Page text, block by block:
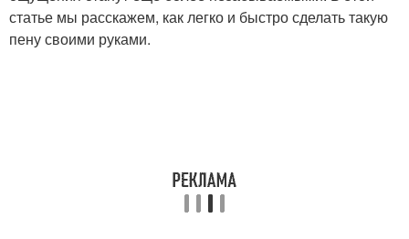
статье мы расскажем, как легко и быстро сделать такую
пену своими руками.